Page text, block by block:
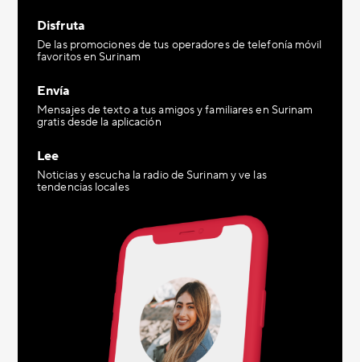
Disfruta
De las promociones de tus operadores de telefonía móvil
favoritos en Surinam
Envía
Mensajes de texto a tus amigos y familiares en Surinam
gratis desde la aplicación
Lee
Noticias y escucha la radio de Surinam y ve las
tendencias locales